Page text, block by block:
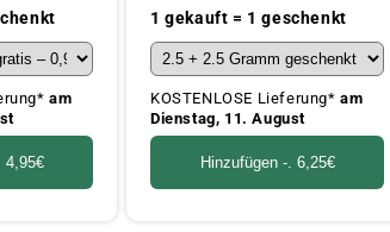
am
4,95€
Preis
1 gekauft = 1 geschenkt
KOSTENLOSE Lieferung*am
Dienstag, 11. August
Hinzufügen -. 6,25€